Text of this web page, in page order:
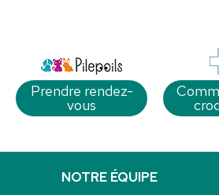
Prendre rendez-
vous
NOTRE ÉQUIPE